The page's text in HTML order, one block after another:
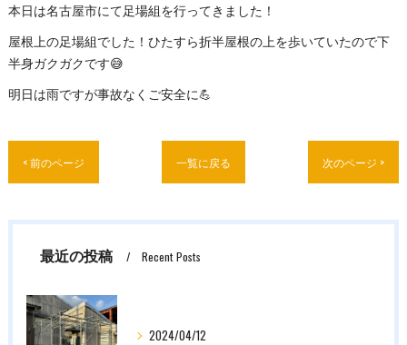
本日は名古屋市にて足場組を行ってきました！
屋根上の足場組でした！ひたすら折半屋根の上を歩いていたので下
半身ガクガクです😅
明日は雨ですが事故なくご安全に💪
< 前のページ 一覧に戻る 次のページ >
最近の投稿 Recent Posts
2024/04/12